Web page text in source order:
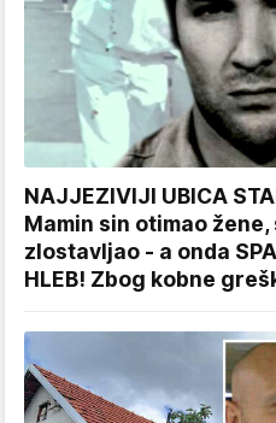
NAJJEZIVIJI UBICA
Mamin sin otimao
zlostavljao - a onda
HLEB! Zbog kobne